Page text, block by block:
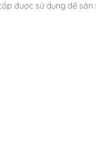
được sử dụng để sản